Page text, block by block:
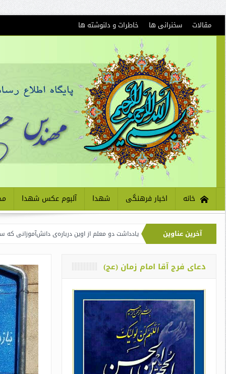
مقالات سخنرانی ها خاطرات و دلنوشته ها
خانه اخبار فرهنگی شهدا آلبوم عکس شهدا
آخرین عناوینرفسنجانی یادداشت دو معلم از اوین درباره‌ی دانش‌آموزانی که سوختند
دعای فرج آقا امام زمان (عج)